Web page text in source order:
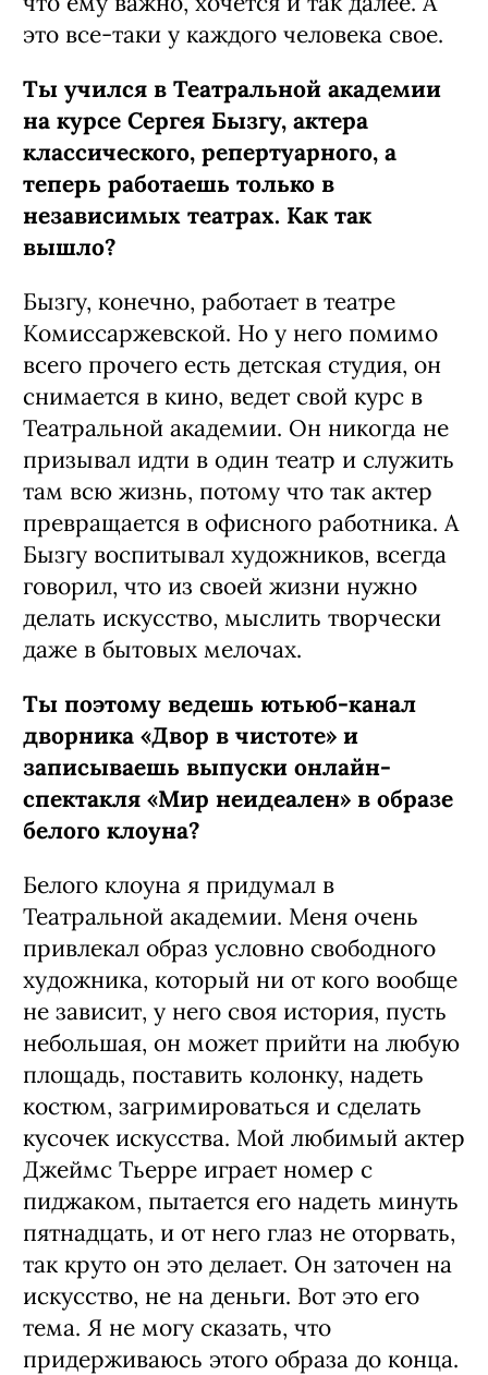
это все‑таки у каждого человека свое.
Ты учился в Театральной академии
на курсе Сергея Бызгу, актера
классического, репертуарного, а
теперь работаешь только в
независимых театрах. Как так
вышло?
Бызгу, конечно, работает в театре
Комиссаржевской. Но у него помимо
всего прочего есть детская студия, он
снимается в кино, ведет свой курс в
Театральной академии. Он никогда не
призывал идти в один театр и служить
там всю жизнь, потому что так актер
превращается в офисного работника. А
Бызгу воспитывал художников, всегда
говорил, что из своей жизни нужно
делать искусство, мыслить творчески
даже в бытовых мелочах.
Ты поэтому ведешь ютьюб-канал
дворника «Двор в чистоте» и
записываешь выпуски онлайн-
спектакля «Мир неидеален» в образе
белого клоуна?
Белого клоуна я придумал в
Театральной академии. Меня очень
привлекал образ условно свободного
художника, который ни от кого вообще
не зависит, у него своя история, пусть
небольшая, он может прийти на любую
площадь, поставить колонку, надеть
костюм, загримироваться и сделать
кусочек искусства. Мой любимый актер
Джеймс Тьерре играет номер с
пиджаком, пытается его надеть минуть
пятнадцать, и от него глаз не оторвать,
так круто он это делает. Он заточен на
искусство, не на деньги. Вот это его
тема. Я не могу сказать, что
придерживаюсь этого образа до конца.